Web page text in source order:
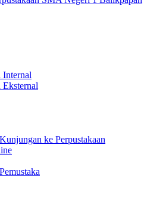
Internal
Eksternal
ke Perpustakaan